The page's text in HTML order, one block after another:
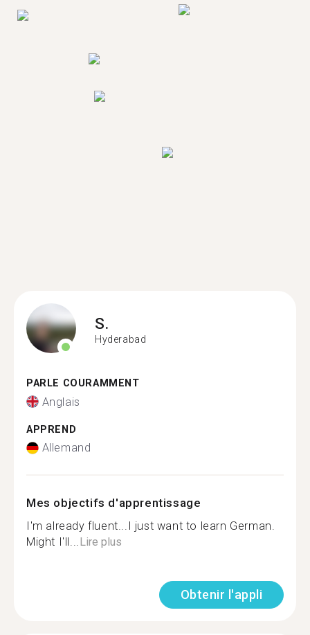
S.
Hyderabad
PARLE COURAMMENT
Anglais
APPREND
Allemand
Mes objectifs d'apprentissage
I'm already fluent...I just want to learn German.
Might I'll...Lire plus
Obtenir l'appli